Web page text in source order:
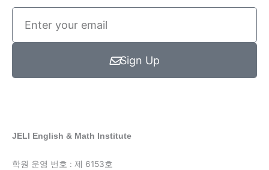
your
email
Sign Up
JELI English & Math Institute
학원 운영 번호 : 제 6153호